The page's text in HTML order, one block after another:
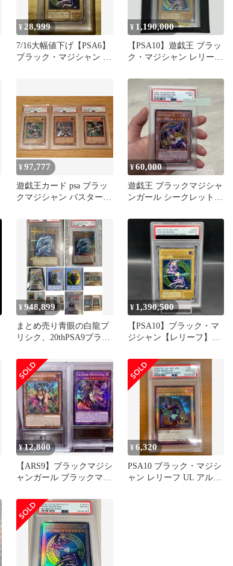
¥28,999
7/16大幅値下げ【PSA6】
ブラック・マジシャン 旧
¥ 1,190,000
【PSA10】遊戯王 ブラッ
ク・マジシャン レリーフ
¥97,777
遊戯王カード psa ブラッ
クマジシャン バスターブ
ーン
¥60,000
遊戯王 ブラックマジシャ
ンガール シークレット
¥948,899
まとめ売り青眼の白龍プ
リシク、20thPSA9ブラッ
開封
¥ 1,390,500
【PSA10】ブラック・マ
ジシャン【レリーフ】
レア LN-53 1枚
¥12,800
【ARS9】ブラックマジシ
ャンガール ブラックマジ
UL
¥6,320
PSA10 ブラック・マジシ
ャン レリーフ UL アルテ